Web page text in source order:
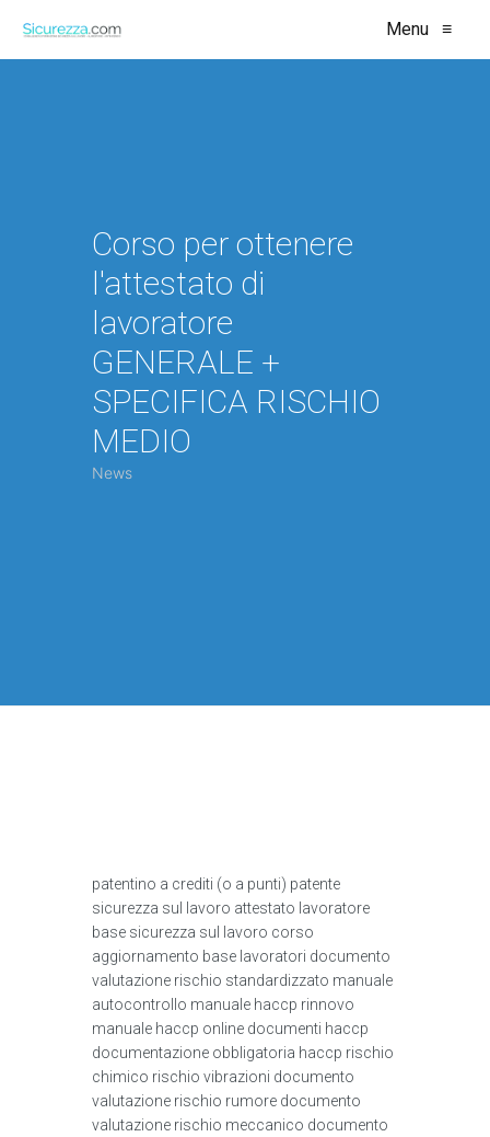
Menu ≡
Corso per ottenere
l'attestato di
lavoratore
GENERALE +
SPECIFICA RISCHIO
MEDIO
News
patentino a crediti (o a punti) patente
sicurezza sul lavoro attestato lavoratore
base sicurezza sul lavoro corso
aggiornamento base lavoratori documento
valutazione rischio standardizzato manuale
autocontrollo manuale haccp rinnovo
manuale haccp online documenti haccp
documentazione obbligatoria haccp rischio
chimico rischio vibrazioni documento
valutazione rischio rumore documento
valutazione rischio meccanico documento